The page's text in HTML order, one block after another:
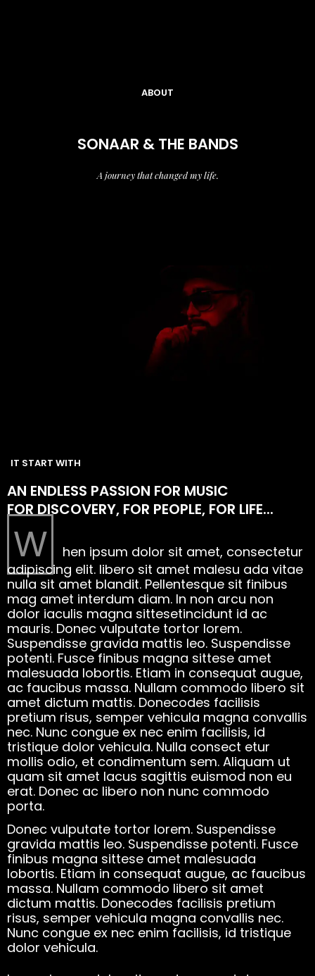
ABOUT
SONAAR & THE BANDS
A journey that changed my life.
IT START WITH
AN ENDLESS PASSION FOR MUSIC
FOR DISCOVERY, FOR PEOPLE, FOR LIFE...
W
hen ipsum dolor sit amet, consectetur
adipiscing elit. libero sit amet malesu ada vitae
nulla sit amet blandit. Pellentesque sit finibus
mag amet interdum diam. In non arcu non
dolor iaculis magna sittesetincidunt id ac
mauris. Donec vulputate tortor lorem.
Suspendisse gravida mattis leo. Suspendisse
potenti. Fusce finibus magna sittese amet
malesuada lobortis. Etiam in consequat augue,
ac faucibus massa. Nullam commodo libero sit
amet dictum mattis. Donecodes facilisis
pretium risus, semper vehicula magna convallis
nec. Nunc congue ex nec enim facilisis, id
tristique dolor vehicula. Nulla consect etur
mollis odio, et condimentum sem. Aliquam ut
quam sit amet lacus sagittis euismod non eu
erat. Donec ac libero non nunc commodo
porta.
Donec vulputate tortor lorem. Suspendisse
gravida mattis leo. Suspendisse potenti. Fusce
finibus magna sittese amet malesuada
lobortis. Etiam in consequat augue, ac faucibus
massa. Nullam commodo libero sit amet
dictum mattis. Donecodes facilisis pretium
risus, semper vehicula magna convallis nec.
Nunc congue ex nec enim facilisis, id tristique
dolor vehicula.